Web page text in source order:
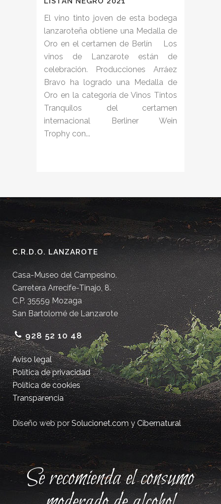
El vino tinto joven de esta bodega
lanzaroteña obtiene una Medalla de
Oro en el certamen de Berlín Los
vinos de Lanzarote están de
celebración. Producciones Arráez
Bravo ha logrado una Medalla de
Oro en la categoría de Vinos Tintos
Tranquilos del certamen
internacional Berliner Wein
Trophy con...
C.R.D.O. LANZAROTE
Casa-Museo del Campesino.
Carretera Arrecife-Tinajo, 8.
C.P. 35559 Mozaga
San Bartolomé de Lanzarote
928 52 10 48
Aviso legal
Política de privacidad
Política de cookies
Transparencia
Diseño web porSolucionet.comyCibernatural
Se recomienda el consumo